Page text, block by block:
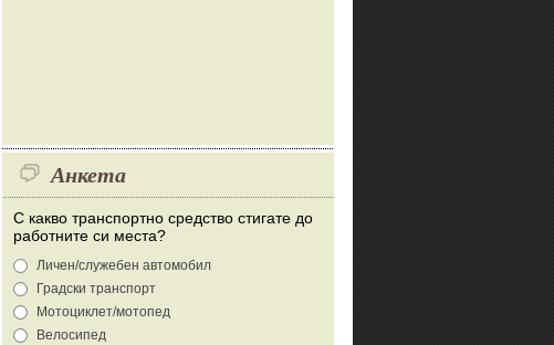
Анкета
С какво транспортно средство стигате до
работните си места?
Личен/служебен автомобил
Градски транспорт
Мотоциклет/мотопед
Велосипед